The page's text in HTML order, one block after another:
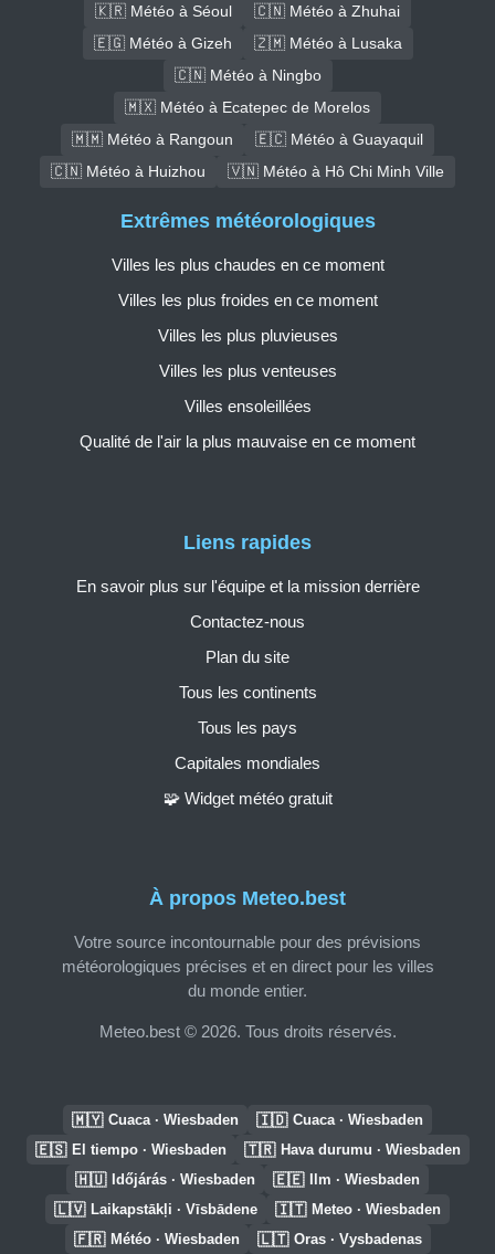
🇰🇷 Météo à Séoul
🇨🇳 Météo à Zhuhai
🇪🇬 Météo à Gizeh
🇿🇲 Météo à Lusaka
🇨🇳 Météo à Ningbo
🇲🇽 Météo à Ecatepec de Morelos
🇲🇲 Météo à Rangoun
🇪🇨 Météo à Guayaquil
🇨🇳 Météo à Huizhou
🇻🇳 Météo à Hô Chi Minh Ville
À propos Meteo.best
Votre source incontournable pour des prévisions
météorologiques précises et en direct pour les villes
du monde entier.
Meteo.best © 2026. Tous droits réservés.
Liens rapides
En savoir plus sur l'équipe et la mission derrière
Contactez-nous
Plan du site
Tous les continents
Tous les pays
Capitales mondiales
🧩 Widget météo gratuit
Extrêmes météorologiques
Villes les plus chaudes en ce moment
Villes les plus froides en ce moment
Villes les plus pluvieuses
Villes les plus venteuses
Villes ensoleillées
Qualité de l'air la plus mauvaise en ce moment
🇲🇾 Cuaca · Wiesbaden 🇮🇩 Cuaca · Wiesbaden
🇪🇸 El tiempo · Wiesbaden 🇹🇷 Hava durumu · Wiesbaden
🇭🇺 Időjárás · Wiesbaden 🇪🇪 Ilm · Wiesbaden
🇱🇻 Laikapstākļi · Vīsbādene 🇮🇹 Meteo · Wiesbaden
🇫🇷 Météo · Wiesbaden 🇱🇹 Oras · Vysbadenas